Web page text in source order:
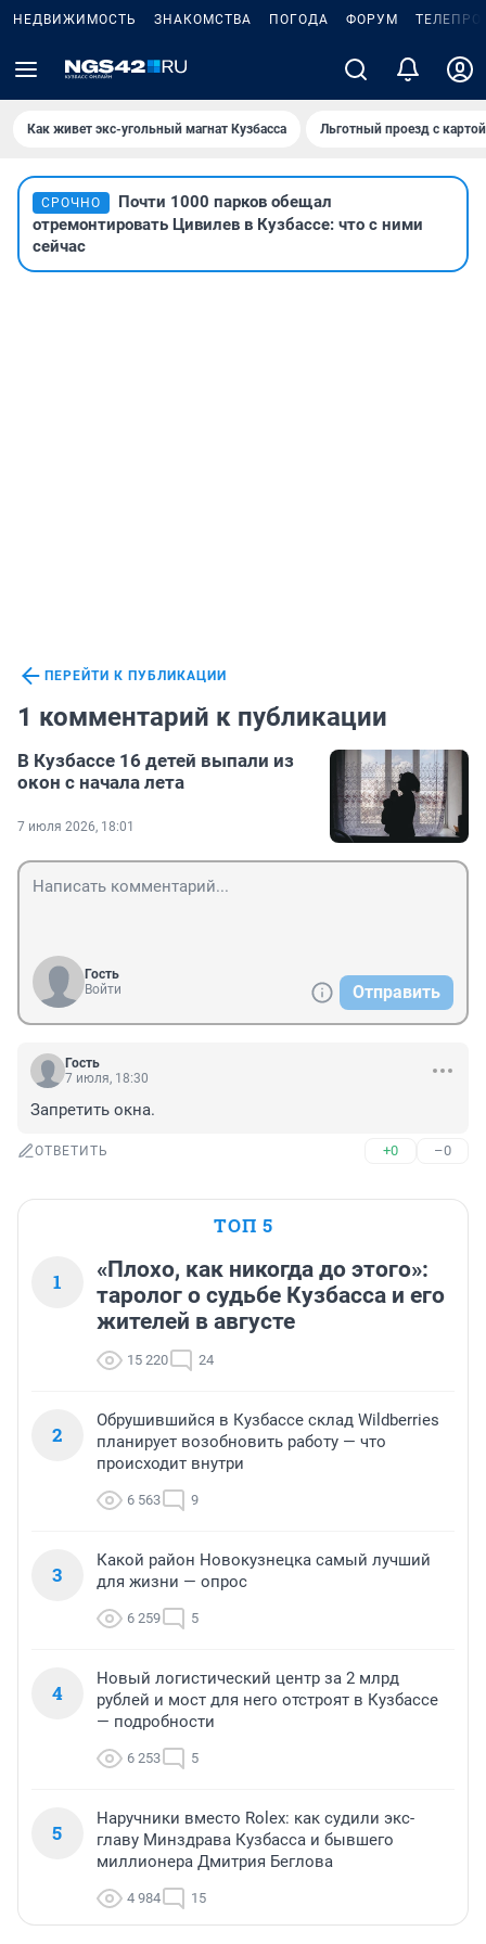
НЕДВИЖИМОСТЬ ЗНАКОМСТВА ПОГОДА ФОРУМ
Как живет экс-угольный магнат Кузбасса Льготный проезд с
СРОЧНО
Почти 1000 парков обещал
отремонтировать Цивилев в Кузбассе: что с ними
сейчас
ПЕРЕЙТИ К ПУБЛИКАЦИИ
1 комментарий к публикации
В Кузбассе 16 детей выпали из
окон с начала лета
7 июля 2026, 18:01
Гость
Войти
Отправить
Гость
7 июля, 18:30
Запретить окна.
ОТВЕТИТЬ +0 –0
ТОП 5
1
«Плохо, как никогда до этого»:
таролог о судьбе Кузбасса и его
жителей в августе
15 220 24
2
Обрушившийся в Кузбассе склад Wildberries
планирует возобновить работу — что
происходит внутри
6 563 9
3
Какой район Новокузнецка самый лучший
для жизни — опрос
6 259 5
4
Новый логистический центр за 2 млрд
рублей и мост для него отстроят в Кузбассе
— подробности
6 253 5
5
Наручники вместо Rolex: как судили экс-
главу Минздрава Кузбасса и бывшего
миллионера Дмитрия Беглова
4 984 15